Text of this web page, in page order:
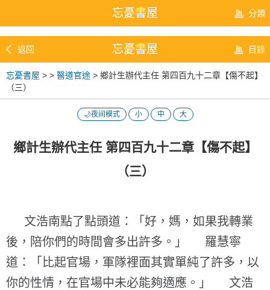
忘憂書屋 分類
返回 忘憂書屋 目錄
忘憂書屋 > > 醫道官途 > 鄉計生辦代主任 第四百九十二章【傷不起】
（三）
🌙夜间模式 小 中 大
鄉計生辦代主任 第四百九十二章【傷不起】
（三）
文浩南點了點頭道：「好，媽，如果我轉業
後，陪你們的時間會多出許多。」 羅慧寧
道：「比起官場，軍隊裡面其實單純了許多，以
你的性情，在官場中未必能夠適應。」 文浩